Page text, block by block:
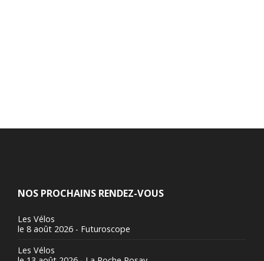
NOS PROCHAINS RENDEZ-VOUS
Les Vélos
le 8 août 2026 - Futuroscope
Les Vélos